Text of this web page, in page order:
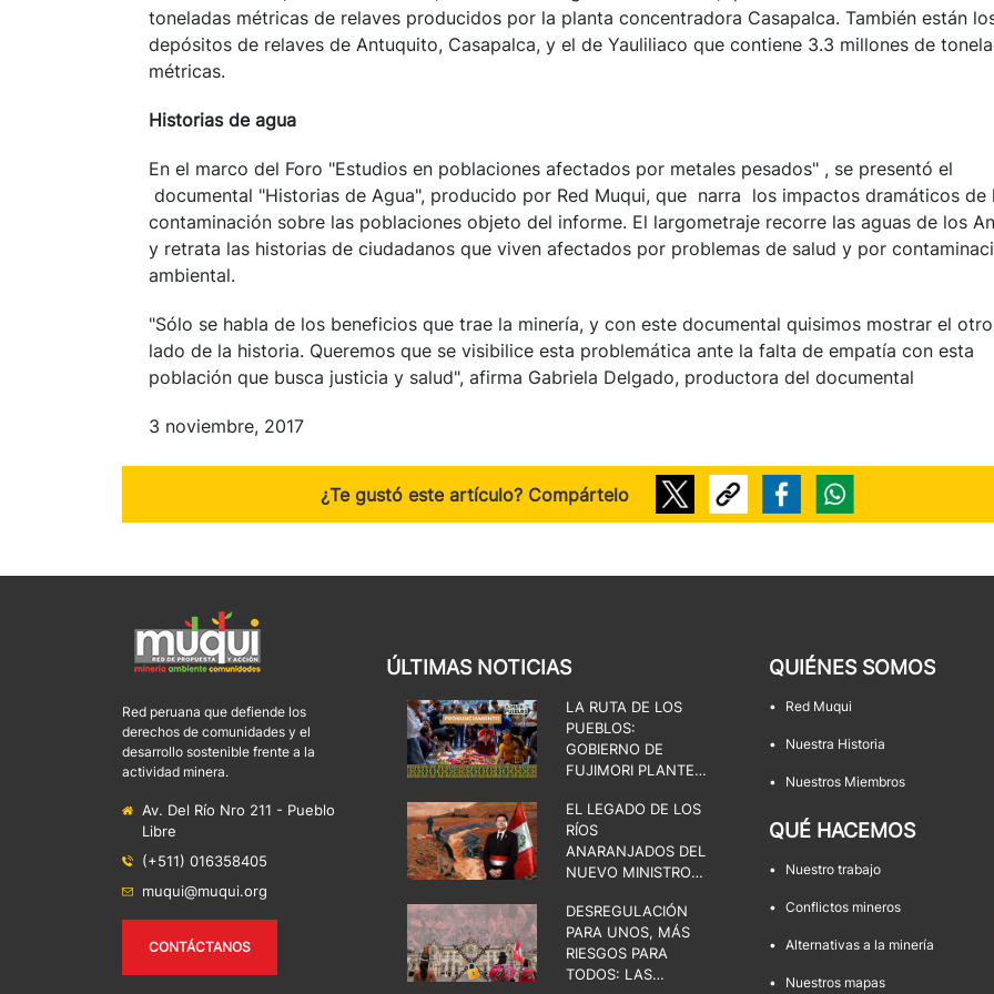
toneladas métricas de relaves producidos por la planta concentradora Casapalca. También están
depósitos de relaves de Antuquito, Casapalca, y el de Yauliliaco que contiene 3.3 millones de
métricas.
Historias de agua
En el marco del Foro "Estudios en poblaciones afectados por metales pesados" , se presentó el
documental "Historias de Agua", producido por Red Muqui, que narra los impactos dramáticos de
contaminación sobre las poblaciones objeto del informe. El largometraje recorre las aguas de los
y retrata las historias de ciudadanos que viven afectados por problemas de salud y por
ambiental.
"Sólo se habla de los beneficios que trae la minería, y con este documental quisimos mostrar el otro
lado de la historia. Queremos que se visibilice esta problemática ante la falta de empatía con esta
población que busca justicia y salud", afirma Gabriela Delgado, productora del documental
3 noviembre, 2017
¿Te gustó este artículo? Compártelo
Red peruana que defiende los
derechos de comunidades y el
desarrollo sostenible frente a la
actividad minera.
Av. Del Río Nro 211 - Pueblo
Libre
(+511) 016358405
muqui@muqui.org
CONTÁCTANOS
ÚLTIMAS NOTICIAS
LA RUTA DE LOS
PUEBLOS:
GOBIERNO DE
FUJIMORI PLANTEA
EL ESTADO, LA
DEMOCRACIA Y LOS
TERRITORIOS
EL LEGADO DE LOS
RÍOS
ANARANJADOS DEL
NUEVO MINISTRO
MINAS
DESREGULACIÓN
PARA UNOS, MÁS
RIESGOS PARA
TODOS: LAS
QUIÉNES SOMOS
• Red Muqui
• Nuestra Historia
• Nuestros Miembros
QUÉ HACEMOS
• Nuestro trabajo
• Conflictos mineros
• Alternativas a la minería
• Nuestros mapas